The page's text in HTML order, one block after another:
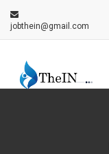
jobthein@gmail.com